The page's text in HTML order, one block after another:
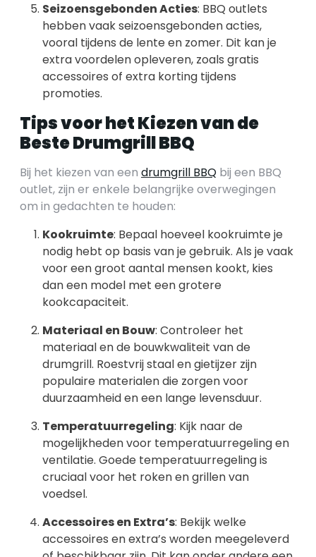
Seizoensgebonden Acties: BBQ outlets
hebben vaak seizoensgebonden acties,
vooral tijdens de lente en zomer. Dit kan je
extra voordelen opleveren, zoals gratis
accessoires of extra korting tijdens
promoties.
Tips voor het Kiezen van de
Beste Drumgrill BBQ
Bij het kiezen van een drumgrill BBQ bij een BBQ
outlet, zijn er enkele belangrijke overwegingen
om in gedachten te houden:
Kookruimte: Bepaal hoeveel kookruimte je
nodig hebt op basis van je gebruik. Als je vaak
voor een groot aantal mensen kookt, kies
dan een model met een grotere
kookcapaciteit.
Materiaal en Bouw: Controleer het
materiaal en de bouwkwaliteit van de
drumgrill. Roestvrij staal en gietijzer zijn
populaire materialen die zorgen voor
duurzaamheid en een lange levensduur.
Temperatuurregeling: Kijk naar de
mogelijkheden voor temperatuurregeling en
ventilatie. Goede temperatuurregeling is
cruciaal voor het roken en grillen van
voedsel.
Accessoires en Extra’s: Bekijk welke
accessoires en extra’s worden meegeleverd